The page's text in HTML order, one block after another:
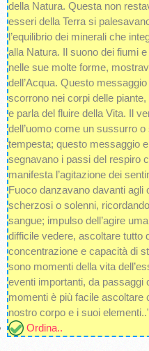
della Natura. Questa non
esseri della Terra si
l’equilibrio dei minerali che
alla Natura. Il suono dei fiumi
nelle sue molte forme,
dell’Acqua. Questo
scorrono nei corpi delle
e parla del fluire della Vita. Il
dell’uomo come un sussurro
tempesta; questo messaggio
segnavano i passi del respiro
manifesta l’agitazione dei
Fuoco danzavano davanti agli
scherzosi o solenni,
sangue; impulso dell’agire
difficile vedere, ascoltare tutto
concentrazione e capacità di
sono momenti della vita
eventi importanti, da passaggi
momenti è più facile ascoltare
nostro corpo e i suoi
Ordina..